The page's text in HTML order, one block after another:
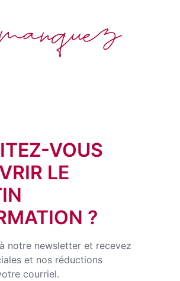
VOUS
LE
?
notre newsletter et recevez
et nos réductions
courriel.